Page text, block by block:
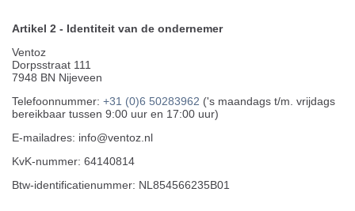
Artikel 2 - Identiteit van de ondernemer
Ventoz
Dorpsstraat 111
7948 BN Nijeveen
Telefoonnummer: +31 (0)6 50283962 ('s maandags t/m. vrijdags
bereikbaar tussen 9:00 uur en 17:00 uur)
E-mailadres: info@ventoz.nl
KvK-nummer: 64140814
Btw-identificatienummer: NL854566235B01